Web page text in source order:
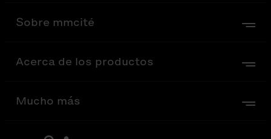
Sobre mmcité
Acerca de los productos
Mucho más